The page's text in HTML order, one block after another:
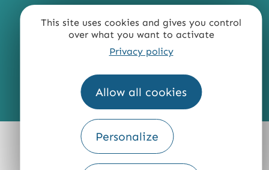
This site uses cookies and gives you control
over what you want to activate
Privacy policy
Allow all cookies
Personalize
Fourni par
Traduction